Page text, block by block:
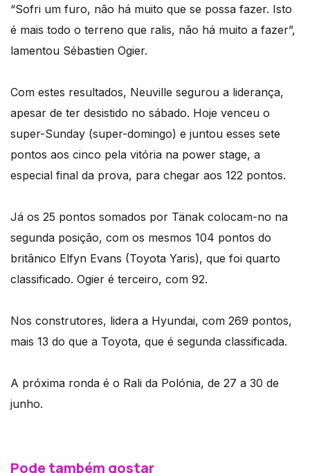
“Sofri um furo, não há muito que se possa fazer. Isto
é mais todo o terreno que ralis, não há muito a fazer”,
lamentou Sébastien Ogier.
Com estes resultados, Neuville segurou a liderança,
apesar de ter desistido no sábado. Hoje venceu o
super-Sunday (super-domingo) e juntou esses sete
pontos aos cinco pela vitória na power stage, a
especial final da prova, para chegar aos 122 pontos.
Já os 25 pontos somados por Tänak colocam-no na
segunda posição, com os mesmos 104 pontos do
britânico Elfyn Evans (Toyota Yaris), que foi quarto
classificado. Ogier é terceiro, com 92.
Nos construtores, lidera a Hyundai, com 269 pontos,
mais 13 do que a Toyota, que é segunda classificada.
A próxima ronda é o Rali da Polónia, de 27 a 30 de
junho.
Pode também gostar